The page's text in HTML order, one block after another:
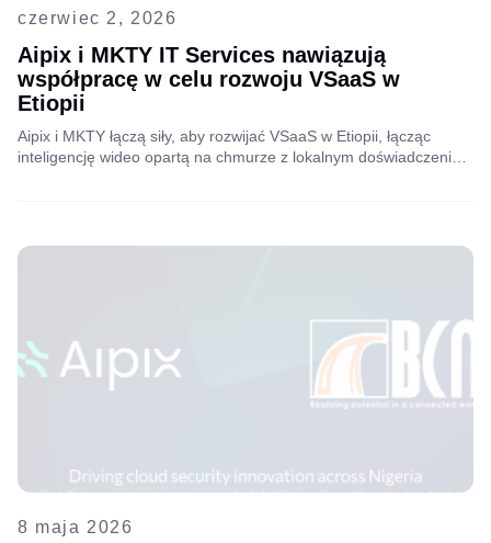
czerwiec 2, 2026
Aipix i MKTY IT Services nawiązują
współpracę w celu rozwoju VSaaS w
Etiopii
Aipix i MKTY łączą siły, aby rozwijać VSaaS w Etiopii, łącząc
inteligencję wideo opartą na chmurze z lokalnym doświadczeniem
8 maja 2026